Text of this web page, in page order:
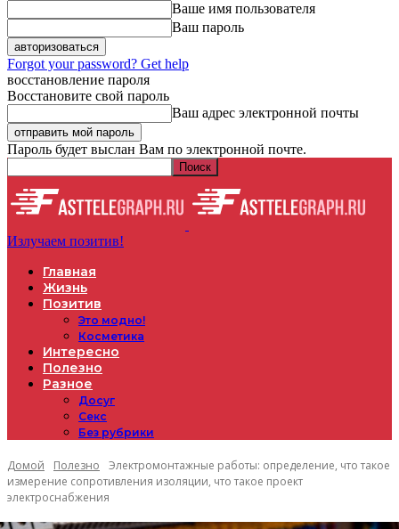
Ваше имя пользователя
Ваш пароль
Forgot your password? Get help
восстановление пароля
Восстановите свой пароль
Ваш адрес электронной почты
Пароль будет выслан Вам по электронной почте.
Излучаем позитив!
Главная
Жизнь
Позитив
Это модно!
Косметика
Интересно
Полезно
Разное
Досуг
Секс
Без рубрики
Домой Полезно
Электромонтажные работы: определение, что такое
измерение сопротивления изоляции, что такое проект
электроснабжения